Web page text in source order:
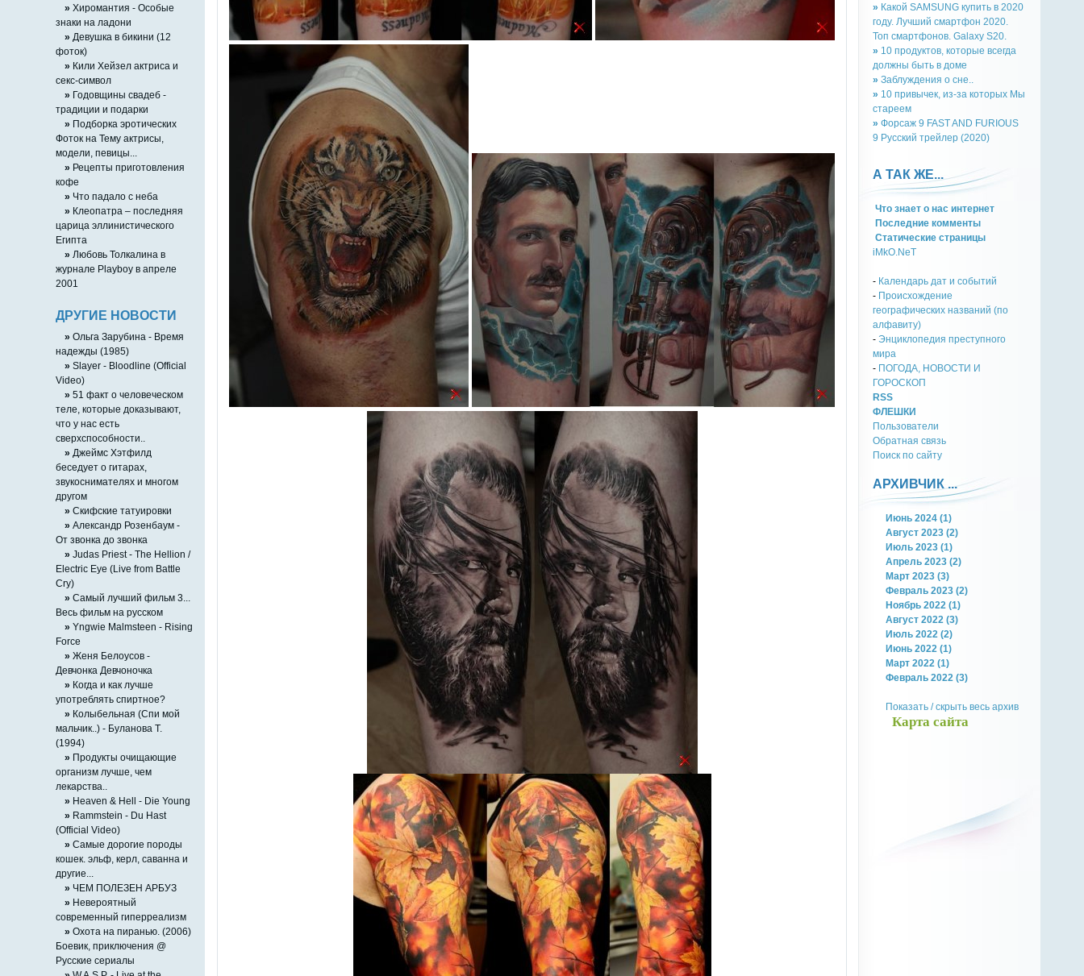
» Какой SAMSUNG купить в 2020
году. Лучший смартфон 2020.
Топ смартфонов. Galaxy S20.
» 10 продуктов, которые всегда
должны быть в доме
» Заблуждения о сне..
» 10 привычек, из-за которых Мы
стареем
» Форсаж 9 FAST AND FURIOUS
9 Русский трейлер (2020)
А ТАК ЖЕ...
Что знает о нас интернет
Последние комменты
Cтатическиe страницы
iMkO.NeT
- Календарь дат и событий
- Происхождение
географических названий (по
алфавиту)
- Энциклопедия преступного
мира
- ПОГОДА, НОВОСТИ И
ГОРОСКОП
RSS
ФЛЕШКИ
Пользователи
Обратная связь
Поиск по сайту
АРХИВЧИК ...
Июнь 2024 (1)
Август 2023 (2)
Июль 2023 (1)
Апрель 2023 (2)
Март 2023 (3)
Февраль 2023 (2)
Ноябрь 2022 (1)
Август 2022 (3)
Июль 2022 (2)
Июнь 2022 (1)
Март 2022 (1)
Февраль 2022 (3)
Показать / скрыть весь архив
Карта сайта
» Хиромантия - Особые
знаки на ладони
» Девушка в бикини (12
фоток)
» Кили Хейзел актриса и
секс-символ
» Годовщины свадеб -
традиции и подарки
» Подборка эротических
Фоток на Тему актрисы,
модели, певицы...
» Рецепты приготовления
кофе
» Что падало с неба
» Клеопатра – последняя
царица эллинистического
Египта
» Любовь Толкалина в
журнале Playboy в апреле
2001
ДРУГИЕ НОВОСТИ
» Ольга Зарубина - Время
надежды (1985)
» Slayer - Bloodline (Official
Video)
» 51 факт о человеческом
теле, которые доказывают,
что у нас есть
сверхспособности..
» Джеймс Хэтфилд
беседует о гитарах,
звукоснимателях и многом
другом
» Скифские татуировки
» Александр Розенбаум -
От звонка до звонка
» Judas Priest - The Hellion /
Electric Eye (Live from Battle
Cry)
» Самый лучший фильм 3...
Весь фильм на русском
» Yngwie Malmsteen - Rising
Force
» Женя Белоусов -
Девчонка Девчоночка
» Когда и как лучше
употреблять спиртное?
» Колыбельная (Спи мой
мальчик..) - Буланова Т.
(1994)
» Продукты очищающие
организм лучше, чем
лекарства..
» Heaven & Hell - Die Young
» Rammstein - Du Hast
(Official Video)
» Самые дорогие породы
кошек. эльф, керл, саванна и
другие...
» ЧЕМ ПОЛЕЗЕН АРБУЗ
» Невероятный
современный гиперреализм
» Охота на пиранью. (2006)
Боевик, приключения @
Русские сериалы